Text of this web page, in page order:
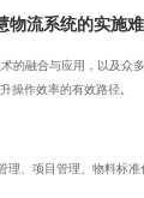
物流系统的实施
的融合与应用，以及众
操作效率的有效路径。
、项目管理、物料标